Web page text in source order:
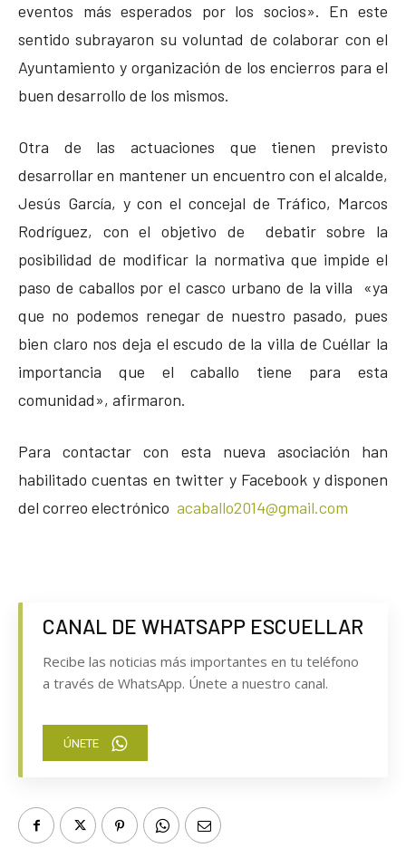
eventos más esperados por los socios». En este
sentido subrayaron su voluntad de colaborar con el
Ayuntamiento y organización de los encierros para el
buen desarrollo de los mismos.
Otra de las actuaciones que tienen previsto
desarrollar en mantener un encuentro con el alcalde,
Jesús García, y con el concejal de Tráfico, Marcos
Rodríguez, con el objetivo de debatir sobre la
posibilidad de modificar la normativa que impide el
paso de caballos por el casco urbano de la villa «ya
que no podemos renegar de nuestro pasado, pues
bien claro nos deja el escudo de la villa de Cuéllar la
importancia que el caballo tiene para esta
comunidad», afirmaron.
Para contactar con esta nueva asociación han
habilitado cuentas en twitter y Facebook y disponen
del correo electrónico acaballo2014@gmail.com
CANAL DE WHATSAPP ESCUELLAR
Recibe las noticias más importantes en tu teléfono
a través de WhatsApp. Únete a nuestro canal.
ÚNETE